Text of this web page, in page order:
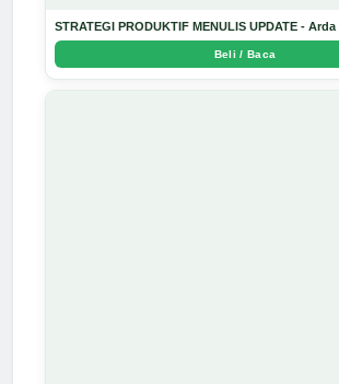
STRATEGI PRODUKTIF MENULIS UPDATE -
Beli / Baca